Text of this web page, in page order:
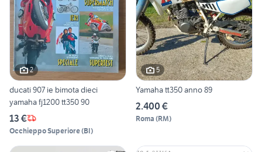
2
ducati 907 ie bimota dieci
yamaha fj1200 tt350 90
13 €
Occhieppo Superiore(BI)
5
Yamaha tt350 anno 89
2.400 €
Roma (RM)